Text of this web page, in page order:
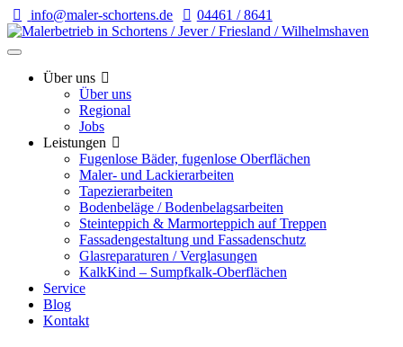
info@maler-schortens.de 04461 / 8641
Über uns
Über uns
Regional
Jobs
Leistungen
Fugenlose Bäder, fugenlose Oberflächen
Maler- und Lackierarbeiten
Tapezierarbeiten
Bodenbeläge / Bodenbelagsarbeiten
Steinteppich & Marmorteppich auf Treppen
Fassadengestaltung und Fassadenschutz
Glasreparaturen / Verglasungen
KalkKind – Sumpfkalk-Oberflächen
Service
Blog
Kontakt